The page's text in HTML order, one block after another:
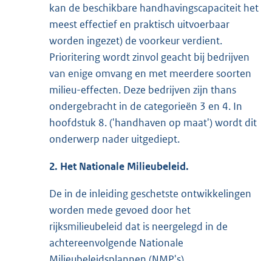
kan de beschikbare handhavingscapaciteit het
meest effectief en praktisch uitvoerbaar
worden ingezet) de voorkeur verdient.
Prioritering wordt zinvol geacht bij bedrijven
van enige omvang en met meerdere soorten
milieu-effecten. Deze bedrijven zijn thans
ondergebracht in de categorieën 3 en 4. In
hoofdstuk 8. ('handhaven op maat') wordt dit
onderwerp nader uitgediept.
2. Het Nationale Milieubeleid.
De in de inleiding geschetste ontwikkelingen
worden mede gevoed door het
rijksmilieubeleid dat is neergelegd in de
achtereenvolgende Nationale